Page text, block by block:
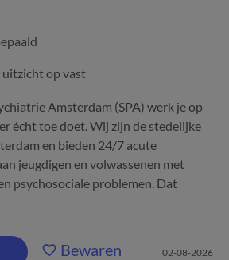
op vast
Amsterdam (SPA) werk je op
écht toe doet. Wij zijn de stedelijke
en bieden 24/7 acute
jeugdigen en volwassenen met
psychosociale problemen. Dat
Bewaren 02-08-2026